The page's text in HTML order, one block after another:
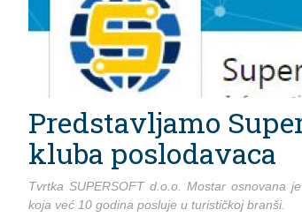
Predstavljamo
kluba poslodavaca
Tvrtka SUPERSOFT d.o.o. Mostar osnovana
koja već 10 godina posluje u turističkoj branši.